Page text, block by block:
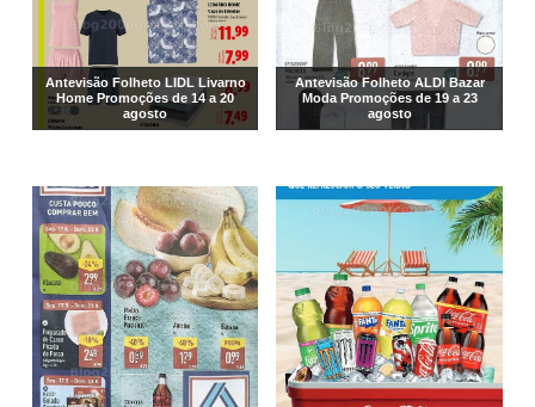
Antevisão Folheto LIDL Livarno
Home Promoções de 14 a 20
agosto
Antevisão Folheto ALDI Bazar
Moda Promoções de 19 a 23
agosto